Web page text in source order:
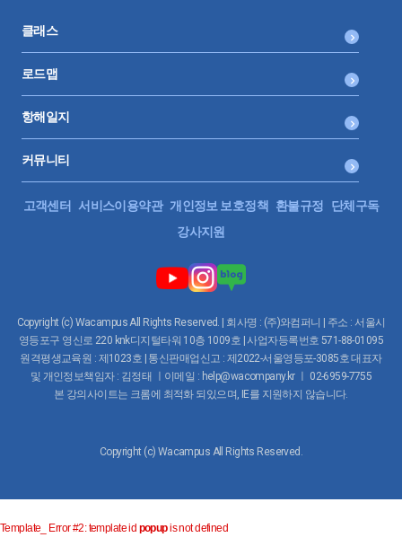
클래스
로드맵
항해일지
커뮤니티
고객센터 서비스이용약관 개인정보 보호정책 환불규정
단체구독
강사지원
Copyright (c) Wacampus All Rights Reserved. | 회사명 : (주)와컴퍼니 | 주소 : 서울시
영등포구 영신로 220 knk디지털타워 10층 1009호 | 사업자등록번호 571-88-01095
원격평생교육원 : 제1023호 | 통신판매업신고 : 제2022-서울영등포-3085호 대표자
및 개인정보책임자 : 김정태 ㅣ이메일 : help@wacompany.kr ㅣ 02-6959-7755
본 강의사이트는 크롬에 최적화 되있으며, IE를 지원하지 않습니다.
Copyright (c) Wacampus All Rights Reserved.
Template_ Error #2: template id popupis not defined